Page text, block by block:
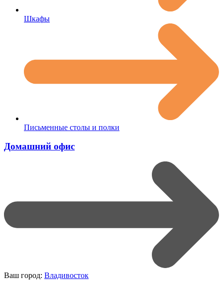
Шкафы
Письменные столы и полки
Домашний офис
Ваш город: Владивосток